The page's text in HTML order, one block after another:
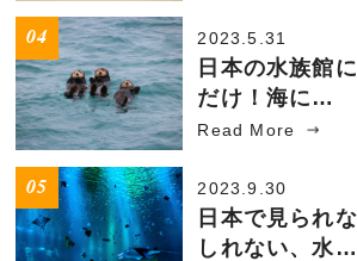
2023.5.31
日本の水族館
だけ！海に…
Read More
2023.9.30
日本で見られ
しれない、水…